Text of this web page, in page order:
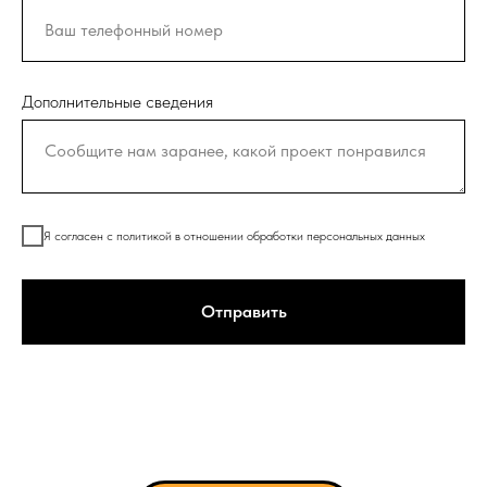
Дополнительные сведения
Я согласен с политикой в отношении обработки персональных данных
Отправить